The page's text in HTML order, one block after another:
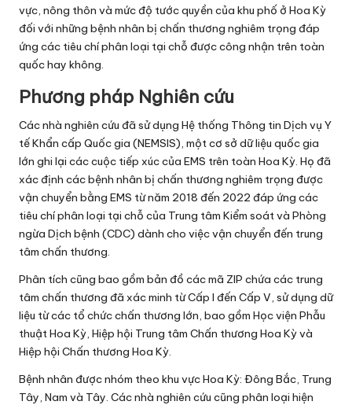
vực, nông thôn và mức độ tước quyền của khu phố ở Hoa Kỳ
đối với những bệnh nhân bị chấn thương nghiêm trọng đáp
ứng các tiêu chí phân loại tại chỗ được công nhận trên toàn
quốc hay không.
Phương pháp Nghiên cứu
Các nhà nghiên cứu đã sử dụng Hệ thống Thông tin Dịch vụ Y
tế Khẩn cấp Quốc gia (NEMSIS), một cơ sở dữ liệu quốc gia
lớn ghi lại các cuộc tiếp xúc của EMS trên toàn Hoa Kỳ. Họ đã
xác định các bệnh nhân bị chấn thương nghiêm trọng được
vận chuyển bằng EMS từ năm 2018 đến 2022 đáp ứng các
tiêu chí phân loại tại chỗ của Trung tâm Kiểm soát và Phòng
ngừa Dịch bệnh (CDC) dành cho việc vận chuyển đến trung
tâm chấn thương.
Phân tích cũng bao gồm bản đồ các mã ZIP chứa các trung
tâm chấn thương đã xác minh từ Cấp I đến Cấp V, sử dụng dữ
liệu từ các tổ chức chấn thương lớn, bao gồm Học viện Phẫu
thuật Hoa Kỳ, Hiệp hội Trung tâm Chấn thương Hoa Kỳ và
Hiệp hội Chấn thương Hoa Kỳ.
Bệnh nhân được nhóm theo khu vực Hoa Kỳ: Đông Bắc, Trung
Tây, Nam và Tây. Các nhà nghiên cứu cũng phân loại hiện